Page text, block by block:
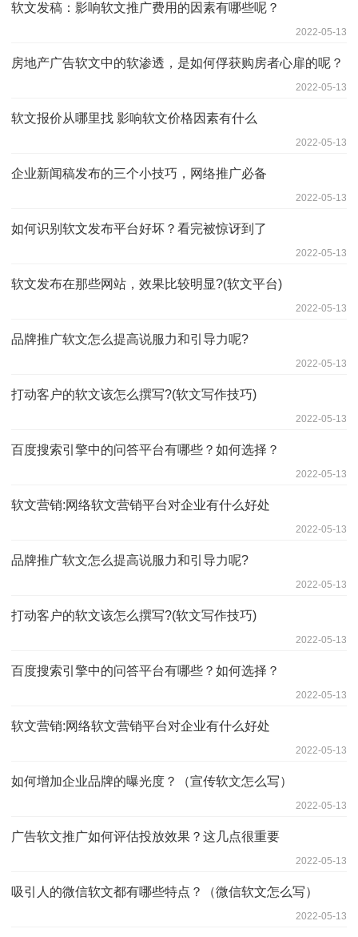
软文发稿：影响软文推广费用的因素有哪些呢？
2022-05-13
房地产广告软文中的软渗透，是如何俘获购房者心扉的呢？
2022-05-13
软文报价从哪里找 影响软文价格因素有什么
2022-05-13
企业新闻稿发布的三个小技巧，网络推广必备
2022-05-13
如何识别软文发布平台好坏？看完被惊讶到了
2022-05-13
软文发布在那些网站，效果比较明显?(软文平台)
2022-05-13
品牌推广软文怎么提高说服力和引导力呢?
2022-05-13
打动客户的软文该怎么撰写?(软文写作技巧)
2022-05-13
百度搜索引擎中的问答平台有哪些？如何选择？
2022-05-13
软文营销:网络软文营销平台对企业有什么好处
2022-05-13
品牌推广软文怎么提高说服力和引导力呢?
2022-05-13
打动客户的软文该怎么撰写?(软文写作技巧)
2022-05-13
百度搜索引擎中的问答平台有哪些？如何选择？
2022-05-13
软文营销:网络软文营销平台对企业有什么好处
2022-05-13
如何增加企业品牌的曝光度？（宣传软文怎么写）
2022-05-13
广告软文推广如何评估投放效果？这几点很重要
2022-05-13
吸引人的微信软文都有哪些特点？（微信软文怎么写）
2022-05-13